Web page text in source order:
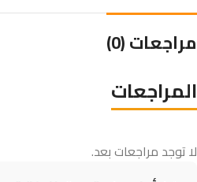
مراجعات (0)
المراجعات
لا توجد مراجعات بعد.